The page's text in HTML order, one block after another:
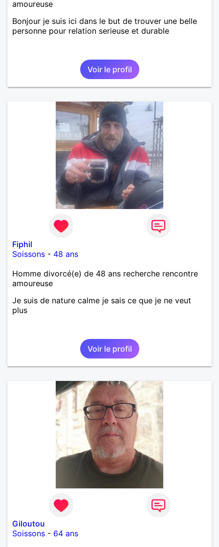
amoureuse
Bonjour je suis ici dans le but de trouver une belle
personne pour relation serieuse et durable
Voir le profil
Fiphil
Soissons - 48 ans
Homme divorcé(e) de 48 ans recherche rencontre
amoureuse
Je suis de nature calme je sais ce que je ne veut
plus
Voir le profil
Giloutou
Soissons - 64 ans